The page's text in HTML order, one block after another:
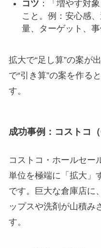
コツ ：「増やす対
こと。例：安心感
量、ターゲット、
拡大で“足し算”の案が
で“引き算”の案を作る
す。
成功事例：コストコ
コストコ・ホールセー
単位を極端に「拡大」
です。巨大な倉庫店に
ップスや洗剤が山積み
す。